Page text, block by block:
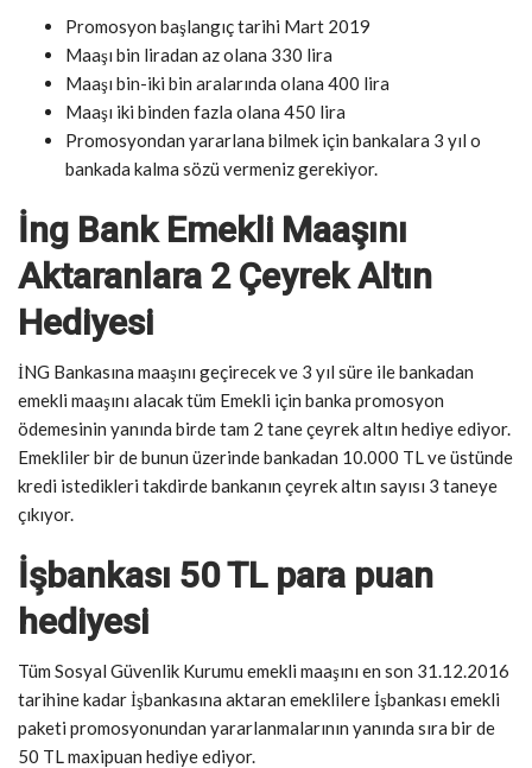
Promosyon başlangıç tarihi Mart 2019
Maaşı bin liradan az olana 330 lira
Maaşı bin-iki bin aralarında olana 400 lira
Maaşı iki binden fazla olana 450 lira
Promosyondan yararlana bilmek için bankalara 3 yıl o
bankada kalma sözü vermeniz gerekiyor.
İng Bank Emekli Maaşını
Aktaranlara 2 Çeyrek Altın
Hediyesi
İNG Bankasına maaşını geçirecek ve 3 yıl süre ile bankadan
emekli maaşını alacak tüm Emekli için banka promosyon
ödemesinin yanında birde tam 2 tane çeyrek altın hediye ediyor.
Emekliler bir de bunun üzerinde bankadan 10.000 TL ve üstünde
kredi istedikleri takdirde bankanın çeyrek altın sayısı 3 taneye
çıkıyor.
İşbankası 50 TL para puan
hediyesi
Tüm Sosyal Güvenlik Kurumu emekli maaşını en son 31.12.2016
tarihine kadar İşbankasına aktaran emeklilere İşbankası emekli
paketi promosyonundan yararlanmalarının yanında sıra bir de
50 TL maxipuan hediye ediyor.